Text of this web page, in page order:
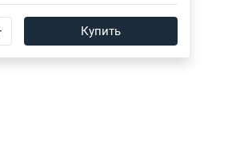
Купить